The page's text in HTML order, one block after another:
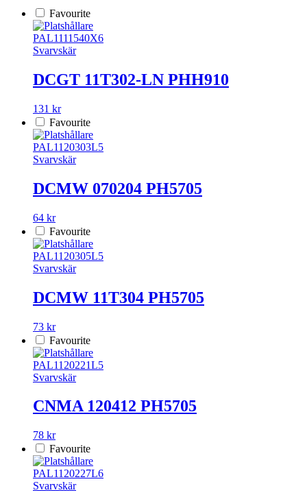
Favourite
PAL1111540X6
Svarvskär
DCGT 11T302-LN PHH910
131 kr
Favourite
PAL1120303L5
Svarvskär
DCMW 070204 PH5705
64 kr
Favourite
PAL1120305L5
Svarvskär
DCMW 11T304 PH5705
73 kr
Favourite
PAL1120221L5
Svarvskär
CNMA 120412 PH5705
78 kr
Favourite
PAL1120227L6
Svarvskär